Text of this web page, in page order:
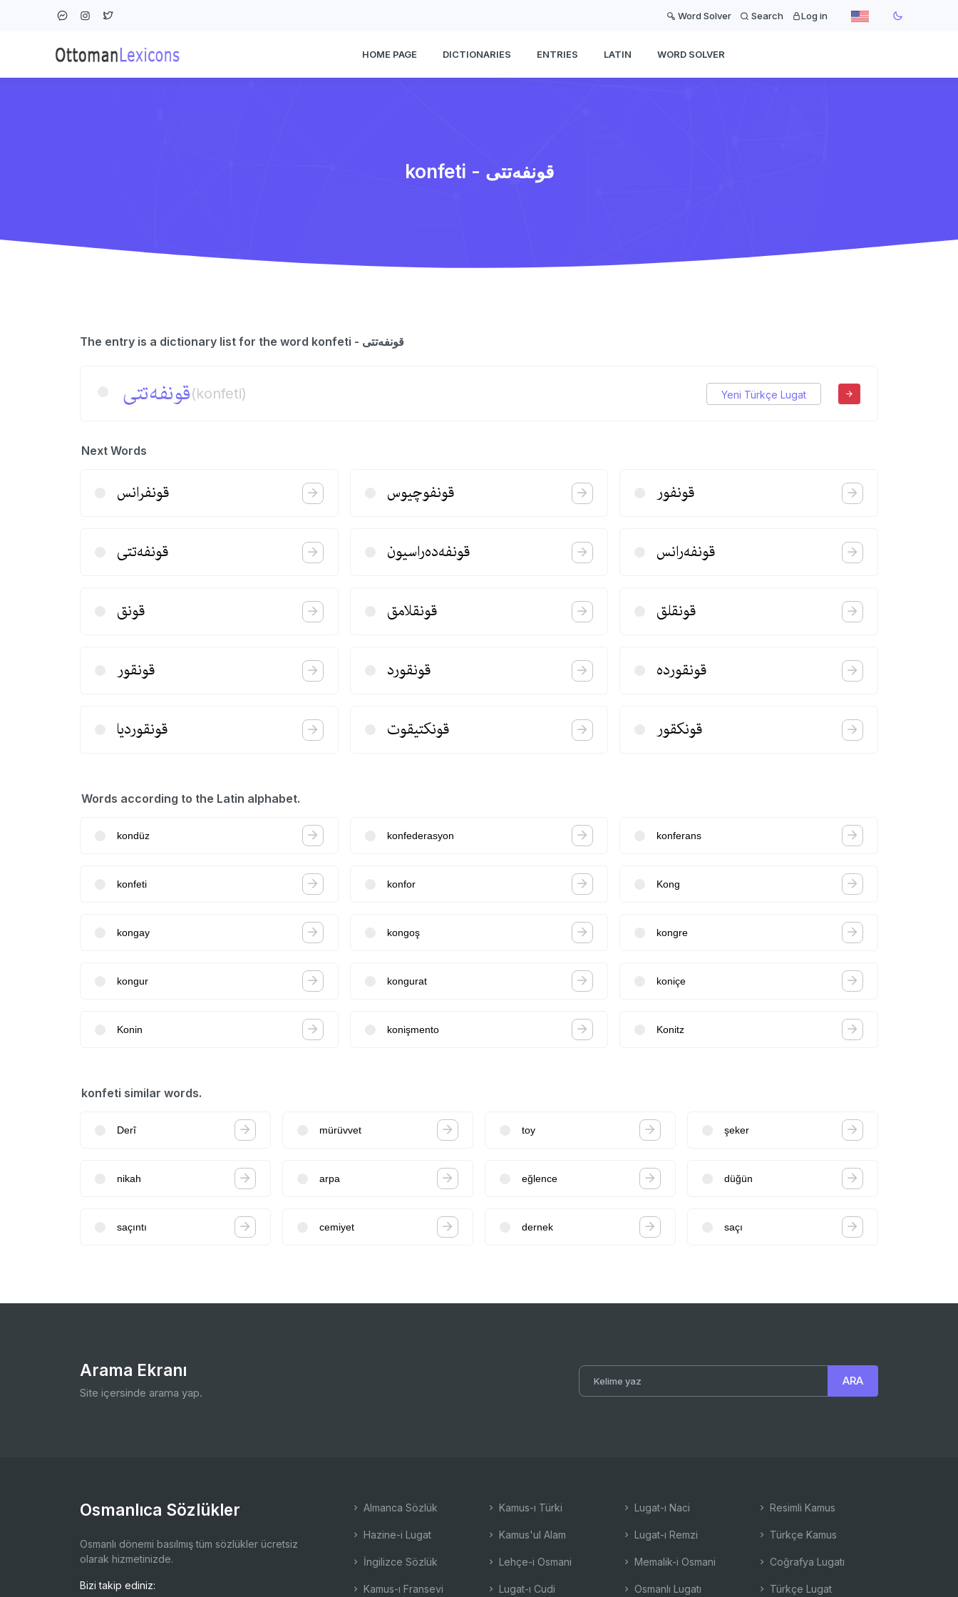
Word Solver Search Log in
HOME PAGE DICTIONARIES ENTRIES LATIN WORD SOLVER
konfeti - قونفه‌تتی
The entry is a dictionary list for the word konfeti - قونفه‌تتی
قونفه‌تتی(konfeti) Yeni Türkçe Lugat
Next Words
قونفرانس قونفوچیوس قونفور
قونفه‌تتی قونفه‌ده‌راسیون قونفه‌رانس
قونق قونقلامق قونقلق
قونقور قونقورد قونقورده
قونقوردیا قونكتیقوت قونكقور
Words according to the Latin alphabet.
kondüz konfederasyon konferans
konfeti konfor Kong
kongay kongoş kongre
kongur kongurat koniçe
Konin konişmento Konitz
konfeti similar words.
Derî mürüvvet toy şeker
nikah arpa eğlence düğün
saçıntı cemiyet dernek saçı
Arama Ekranı
Site içersinde arama yap.
Osmanlıca Sözlükler
Osmanlı dönemi basılmış tüm sözlükler ücretsiz
olarak hizmetinizde.
Bizi takip ediniz:
Almanca Sözlük
Hazine-i Lugat
İngilizce Sözlük
Kamus-ı Fransevi
Kamus-ı Türki
Kamus'ul Alam
Lehçe-i Osmani
Lugat-ı Cudi
Lugat-ı Naci
Lugat-ı Remzi
Memalik-i Osmani
Osmanlı Lugatı
Resimli Kamus
Türkçe Kamus
Coğrafya Lugatı
Türkçe Lugat